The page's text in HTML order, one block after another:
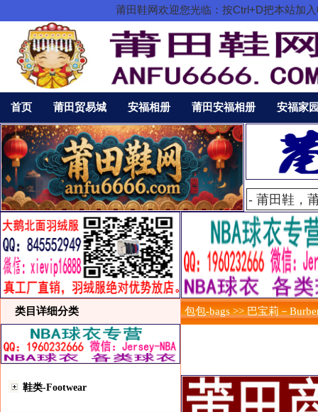
莆田鞋网欢迎您光临：按Ctrl+D把本站加
首页 莆田贸易城 安福相册 莆田安福相册 安福家
类目详细分类
鞋类-Footwear
包包-bags >> 巴宝莉－